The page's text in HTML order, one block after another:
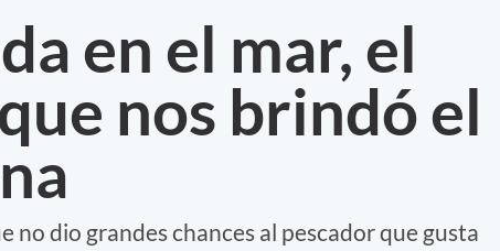
en el mar, el
nos brindó el
no dio grandes chances al pescador que gusta